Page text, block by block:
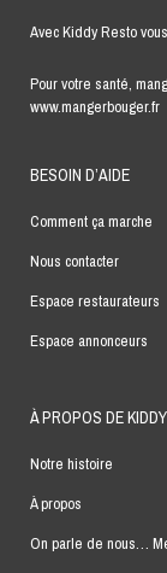
Avec Kiddy Resto
Pour votre santé,
www.mangerbouger.fr
BESOIN D’AIDE
Comment ça marche
Nous contacter
Espace restaurateurs
Espace annonceurs
À PROPOS DE
Notre histoire
À propos
On parle de nous…